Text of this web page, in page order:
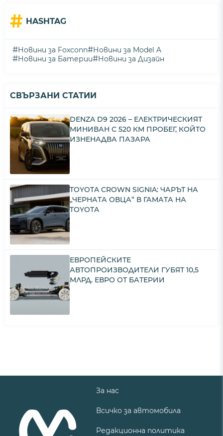
# HASHTAG
#Новини за Foxconn#Новини за Model A
#Новини за Батерии#Новини за Дизайн
СВЪРЗАНИ СТАТИИ
DENZA D9 2026 – ЕЛЕКТРИЧЕСКИЯТ
МИНИВАН С 520 КМ ПРОБЕГ, КОЙТО
ИЗНЕНАДВА ПАЗАРА
TOYOTA CROWN SIGNIA: ЧАРЪТ НА
„ЧЕРНАТА ОВЦА“ В ГАМАТА НА
TOYOTA
ЕВРОПЕЙСКИТЕ
АВТОПРОИЗВОДИТЕЛИ ГУБЯТ 10,5
МЛРД. ЕВРО ОТ БАТЕРИИ
За нас
Всичко за автомобила
Редакционна политика